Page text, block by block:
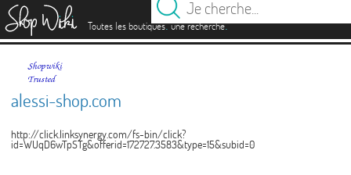
Toutes les boutiques.une recherche.
alessi-shop.com
http://click.linksynergy.com/fs-bin/click?
id=WUqD6wTpSTg&offerid=172727.3583&type=15&subid=0